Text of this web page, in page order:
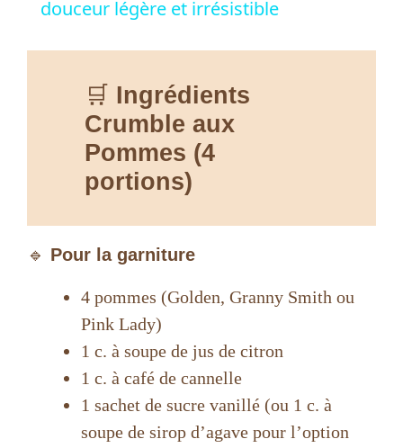
a
V
i
d
douceur légère et irrésistible
🛒 Ingrédients
Crumble aux
Pommes (4
portions)
🔹 Pour la garniture
4 pommes (Golden, Granny Smith ou
Pink Lady)
1 c. à soupe de jus de citron
1 c. à café de cannelle
1 sachet de sucre vanillé (ou 1 c. à
soupe de sirop d’agave pour l’option